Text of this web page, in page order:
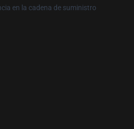
en la cadena de suministro